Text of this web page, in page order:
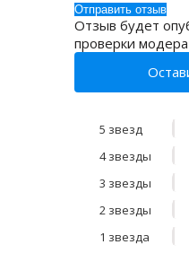
Отзыв будет
проверки
5 звезд
4 звезды
3 звезды
2 звезды
1 звезда